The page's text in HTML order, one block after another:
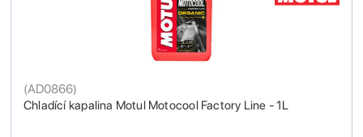
Chladící kapalina Motul Motocool Factory Line - 1L
(AD0866)